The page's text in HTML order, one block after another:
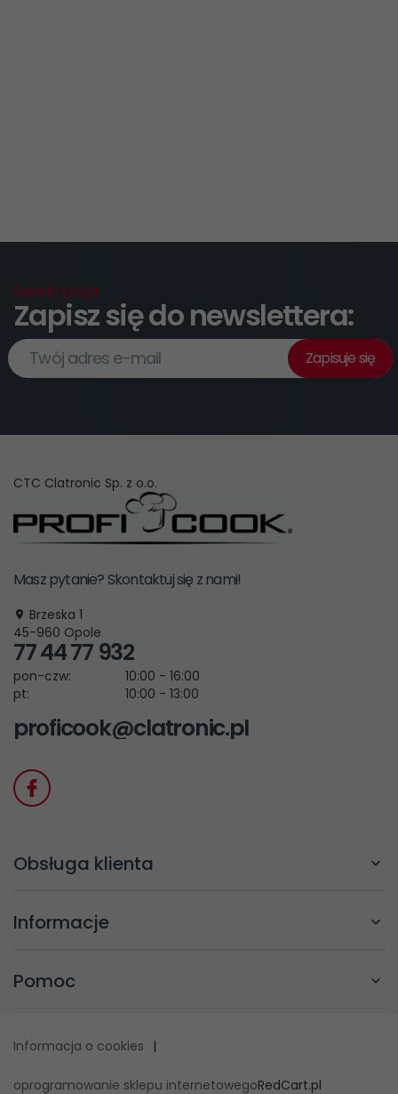
Subskrypcja
Zapisz się do newslettera:
Twój adres e-mail Zapisuje się
CTC Clatronic Sp. z o.o.
Masz pytanie? Skontaktuj się z nami!
Brzeska 1
45-960 Opole
77 44 77 932
pon-czw:
10:00 - 16:00
pt:
10:00 - 13:00
proficook@clatronic.pl
Obsługa klienta
Informacje
Pomoc
Informacja o cookies |
oprogramowanie sklepu internetowegoRedCart.pl